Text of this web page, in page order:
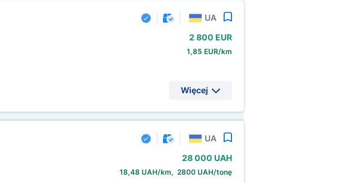
UA
2 800 EUR
1,85 EUR/km
Więcej
UA
28 000 UAH
18,48 UAH/km, 2800 UAH/tonę